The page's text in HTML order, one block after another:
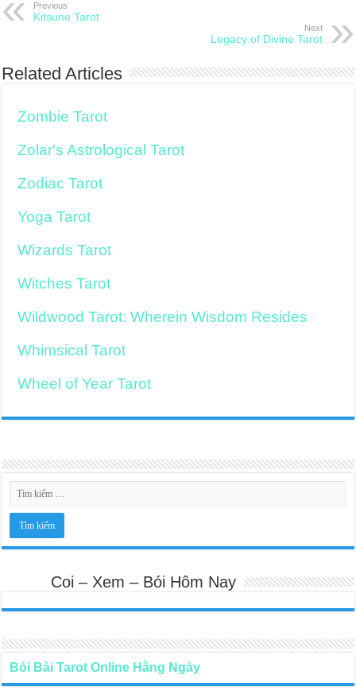
Previous
Kitsune Tarot
Next
Legacy of Divine Tarot
Related Articles
Zombie Tarot
Zolar's Astrological Tarot
Zodiac Tarot
Yoga Tarot
Wizards Tarot
Witches Tarot
Wildwood Tarot: Wherein Wisdom Resides
Whimsical Tarot
Wheel of Year Tarot
Coi – Xem – Bói Hôm Nay
Bói Bài Tarot Online Hằng Ngày